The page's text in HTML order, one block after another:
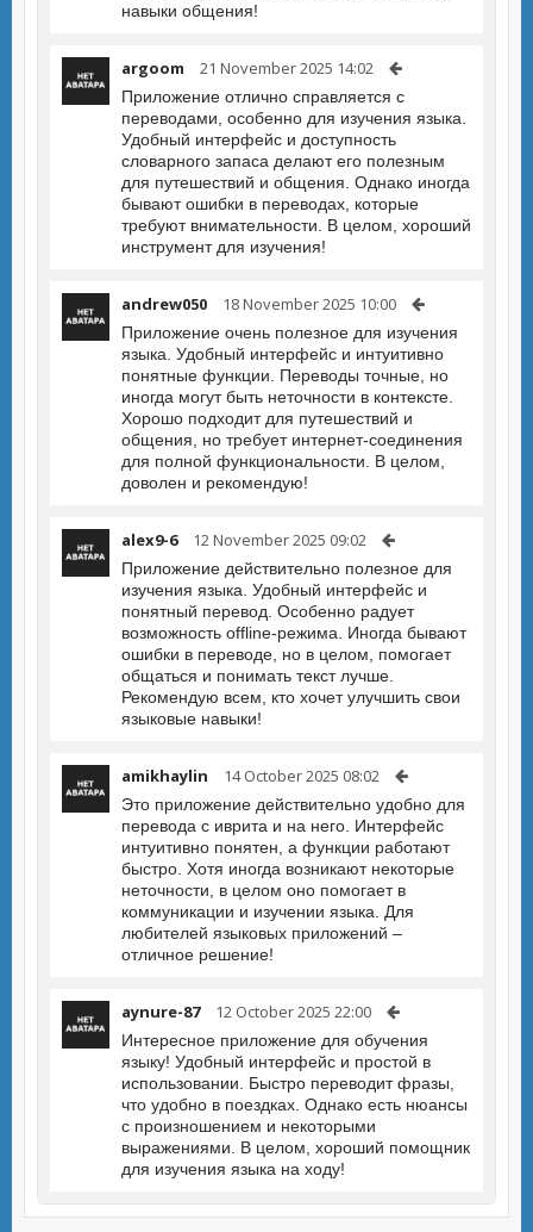
навыки общения!
argoom 21 November 2025 14:02
Приложение отлично справляется с
переводами, особенно для изучения языка.
Удобный интерфейс и доступность
словарного запаса делают его полезным
для путешествий и общения. Однако иногда
бывают ошибки в переводах, которые
требуют внимательности. В целом, хороший
инструмент для изучения!
andrew050 18 November 2025 10:00
Приложение очень полезное для изучения
языка. Удобный интерфейс и интуитивно
понятные функции. Переводы точные, но
иногда могут быть неточности в контексте.
Хорошо подходит для путешествий и
общения, но требует интернет-соединения
для полной функциональности. В целом,
доволен и рекомендую!
alex9-6 12 November 2025 09:02
Приложение действительно полезное для
изучения языка. Удобный интерфейс и
понятный перевод. Особенно радует
возможность offline-режима. Иногда бывают
ошибки в переводе, но в целом, помогает
общаться и понимать текст лучше.
Рекомендую всем, кто хочет улучшить свои
языковые навыки!
amikhaylin 14 October 2025 08:02
Это приложение действительно удобно для
перевода с иврита и на него. Интерфейс
интуитивно понятен, а функции работают
быстро. Хотя иногда возникают некоторые
неточности, в целом оно помогает в
коммуникации и изучении языка. Для
любителей языковых приложений –
отличное решение!
aynure-87 12 October 2025 22:00
Интересное приложение для обучения
языку! Удобный интерфейс и простой в
использовании. Быстро переводит фразы,
что удобно в поездках. Однако есть нюансы
с произношением и некоторыми
выражениями. В целом, хороший помощник
для изучения языка на ходу!